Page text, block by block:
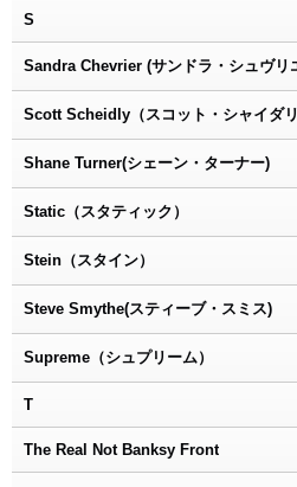
S
Sandra Chevrier (サンドラ・シュヴリ
Scott Scheidly（スコット・シャイダリ
Shane Turner(シェーン・ターナー)
Static（スタティック）
Stein（スタイン）
Steve Smythe(スティーブ・スミス)
Supreme（シュプリーム）
T
The Real Not Banksy Front